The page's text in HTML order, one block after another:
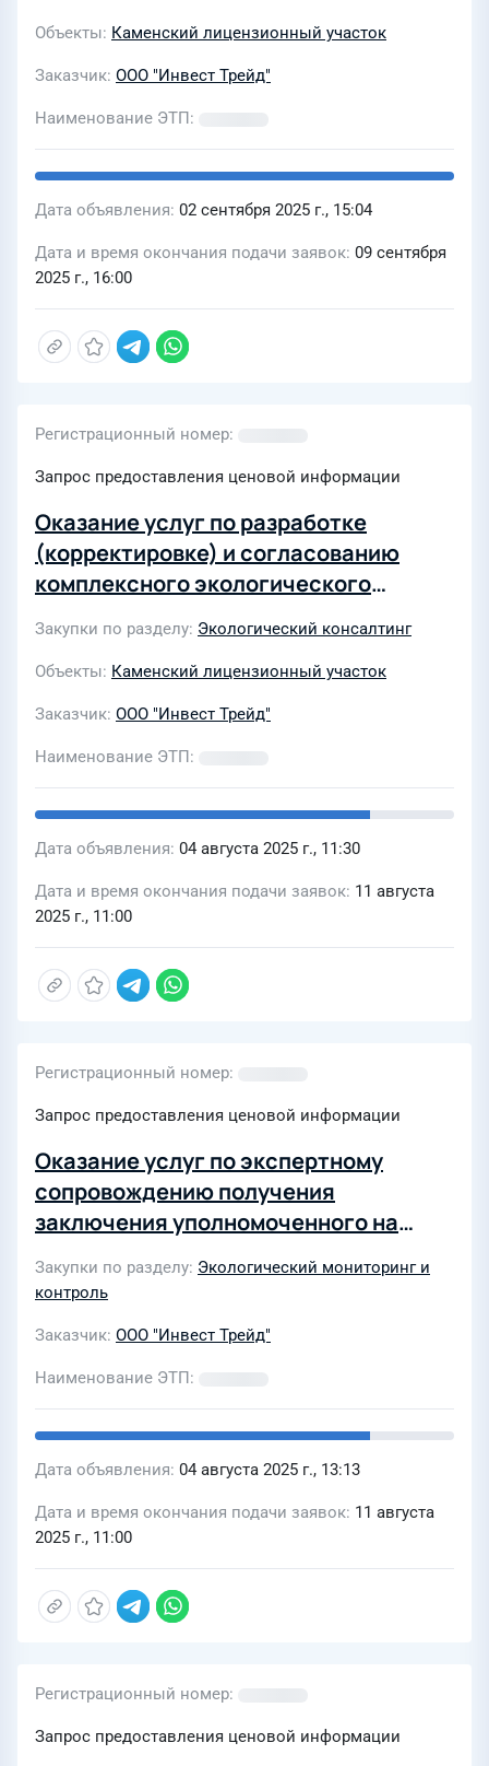
Объекты Каменский лицензионный участок
Заказчик ООО "Инвест Трейд"
Наименование ЭТП
Дата объявления 02 сентября 2025 г., 15:04
Дата и время окончания подачи заявок 09 сентября
2025 г., 16:00
Регистрационный номер
Запрос предоставления ценовой информации
Оказание услуг по разработке
(корректировке) и согласованию
комплексного экологического
нефтяного месторождения
Закупки по разделу Экологический консалтинг
Объекты Каменский лицензионный участок
Заказчик ООО "Инвест Трейд"
Наименование ЭТП
Дата объявления 04 августа 2025 г., 11:30
Дата и время окончания подачи заявок 11 августа
2025 г., 11:00
Регистрационный номер
Запрос предоставления ценовой информации
Оказание услуг по экспертному
сопровождению получения
заключения уполномоченного на
государственного экологического
органа исполнительной власти,
выдаваемое в случаях,
предусмотренных частью 5 статьи 54
Градостроительного кодекса РФ для
объектов Заказчика
Закупки по разделу Экологический мониторинг и
контроль
Заказчик ООО "Инвест Трейд"
Наименование ЭТП
Дата объявления 04 августа 2025 г., 13:13
Дата и время окончания подачи заявок 11 августа
2025 г., 11:00
Регистрационный номер
Запрос предоставления ценовой информации